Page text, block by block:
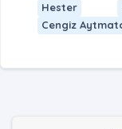
Hester
Cengiz